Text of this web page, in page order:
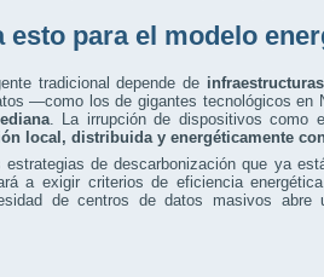
esto para el modelo
tradicional depende de
—como los de gigantes tecnológicos
. La irrupción de dispositivos como
local, distribuida y energéticamente
de descarbonización que ya
a exigir criterios de eficiencia
de centros de datos masivos